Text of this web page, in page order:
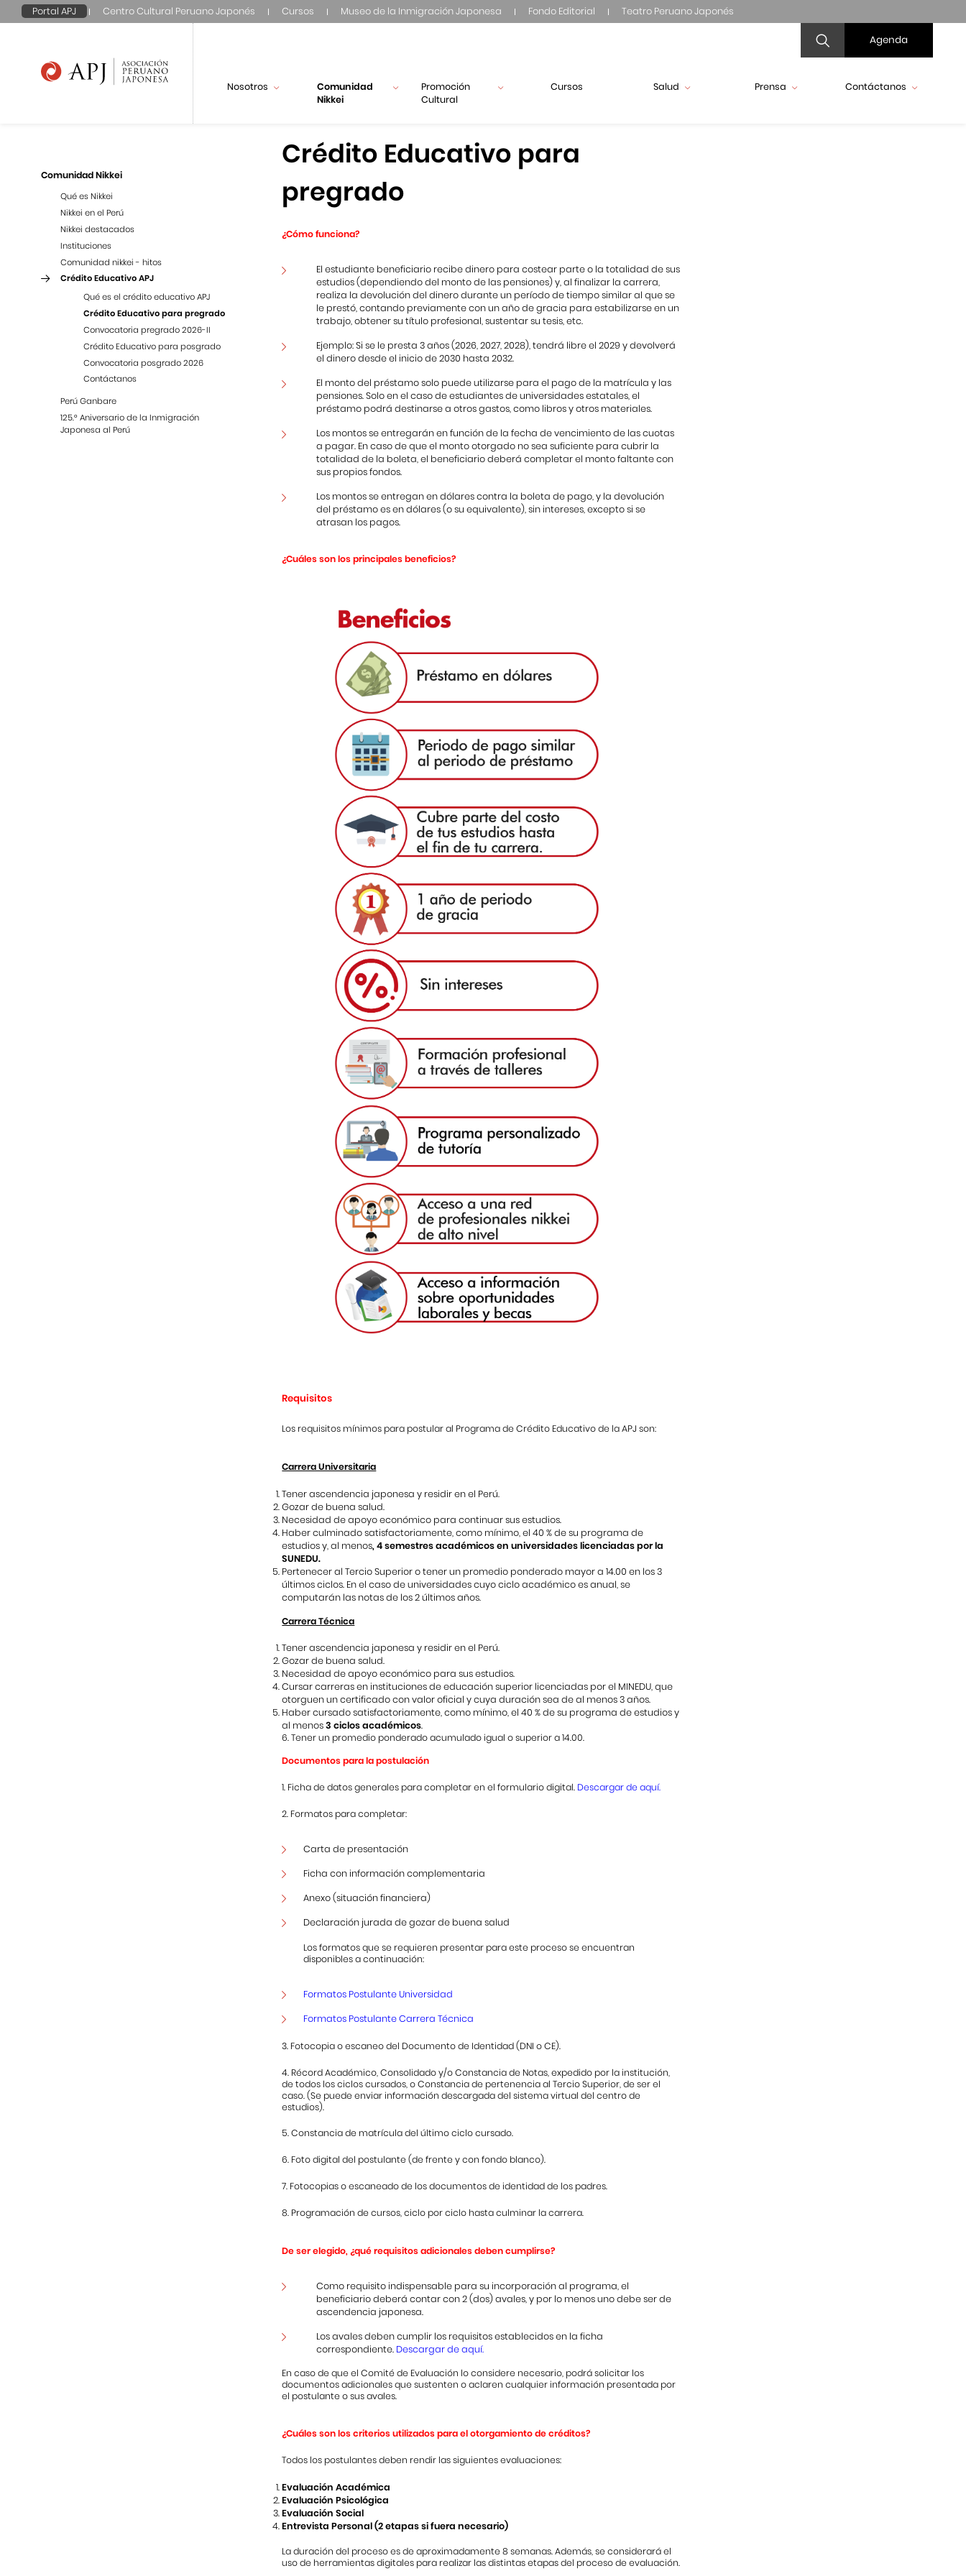
Portal APJ Centro Cultural Peruano Japonés Cursos Museo de la Inmigración Japonesa Fondo Editorial Teatro Peruano Japonés
Agenda
Nosotros
Comunidad
Nikkei
Promoción
Cultural
Cursos Salud Prensa Contáctanos
Comunidad Nikkei
Qué es Nikkei
Nikkei en el Perú
Nikkei destacados
Instituciones
Comunidad nikkei - hitos
Crédito Educativo APJ
Qué es el crédito educativo APJ
Crédito Educativo para pregrado
Convocatoria pregrado 2026-II
Crédito Educativo para posgrado
Convocatoria posgrado 2026
Contáctanos
Perú Ganbare
125.° Aniversario de la Inmigración
Japonesa al Perú
Crédito Educativo para
pregrado
¿Cómo funciona?
El estudiante beneficiario recibe dinero para costear parte o la totalidad de sus
estudios (dependiendo del monto de las pensiones) y, al finalizar la carrera,
realiza la devolución del dinero durante un período de tiempo similar al que se
le prestó, contando previamente con un año de gracia para estabilizarse en un
trabajo, obtener su título profesional, sustentar su tesis, etc.
Ejemplo: Si se le presta 3 años (2026, 2027, 2028), tendrá libre el 2029 y devolverá
el dinero desde el inicio de 2030 hasta 2032.
El monto del préstamo solo puede utilizarse para el pago de la matrícula y las
pensiones. Solo en el caso de estudiantes de universidades estatales, el
préstamo podrá destinarse a otros gastos, como libros y otros materiales.
Los montos se entregarán en función de la fecha de vencimiento de las cuotas
a pagar. En caso de que el monto otorgado no sea suficiente para cubrir la
totalidad de la boleta, el beneficiario deberá completar el monto faltante con
sus propios fondos.
Los montos se entregan en dólares contra la boleta de pago, y la devolución
del préstamo es en dólares (o su equivalente), sin intereses, excepto si se
atrasan los pagos.
¿Cuáles son los principales beneficios?
Requisitos
Los requisitos mínimos para postular al Programa de Crédito Educativo de la APJ son:
Carrera Universitaria
Tener ascendencia japonesa y residir en el Perú.
Gozar de buena salud.
Necesidad de apoyo económico para continuar sus estudios.
Haber culminado satisfactoriamente, como mínimo, el 40 % de su programa de
estudios y, al menos, 4 semestres académicos en universidades licenciadas por la
SUNEDU.
Pertenecer al Tercio Superior o tener un promedio ponderado mayor a 14.00 en los 3
últimos ciclos. En el caso de universidades cuyo ciclo académico es anual, se
computarán las notas de los 2 últimos años.
Carrera Técnica
Tener ascendencia japonesa y residir en el Perú.
Gozar de buena salud.
Necesidad de apoyo económico para sus estudios.
Cursar carreras en instituciones de educación superior licenciadas por el MINEDU, que
otorguen un certificado con valor oficial y cuya duración sea de al menos 3 años.
Haber cursado satisfactoriamente, como mínimo, el 40 % de su programa de estudios y
al menos3 ciclos académicos.
6. Tener un promedio ponderado acumulado igual o superior a 14.00.
Documentos para la postulación
1. Ficha de datos generales para completar en el formulario digital. Descargar de aquí.
2. Formatos para completar:
Carta de presentación
Ficha con información complementaria
Anexo (situación financiera)
Declaración jurada de gozar de buena salud
Los formatos que se requieren presentar para este proceso se encuentran
disponibles a continuación:
Formatos Postulante Universidad
Formatos Postulante Carrera Técnica
3. Fotocopia o escaneo del Documento de Identidad (DNI o CE).
4. Récord Académico, Consolidado y/o Constancia de Notas, expedido por la institución,
de todos los ciclos cursados, o Constancia de pertenencia al Tercio Superior, de ser el
caso. (Se puede enviar información descargada del sistema virtual del centro de
estudios).
5. Constancia de matrícula del último ciclo cursado.
6. Foto digital del postulante (de frente y con fondo blanco).
7. Fotocopias o escaneado de los documentos de identidad de los padres.
8. Programación de cursos, ciclo por ciclo hasta culminar la carrera.
De ser elegido, ¿qué requisitos adicionales deben cumplirse?
Como requisito indispensable para su incorporación al programa, el
beneficiario deberá contar con 2 (dos) avales, y por lo menos uno debe ser de
ascendencia japonesa.
Los avales deben cumplir los requisitos establecidos en la ficha
correspondiente. Descargar deaquí.
En caso de que el Comité de Evaluación lo considere necesario, podrá solicitar los
documentos adicionales que sustenten o aclaren cualquier información presentada por
el postulante o sus avales.
¿Cuáles son los criterios utilizados para el otorgamiento de créditos?
Todos los postulantes deben rendir las siguientes evaluaciones:
Evaluación Académica
Evaluación Psicológica
Evaluación Social
Entrevista Personal (2 etapas si fuera necesario)
La duración del proceso es de aproximadamente 8 semanas. Además, se considerará el
uso de herramientas digitales para realizar las distintas etapas del proceso de evaluación.